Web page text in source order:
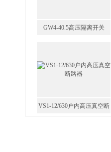
GW5-35/630-31.5户外高压隔